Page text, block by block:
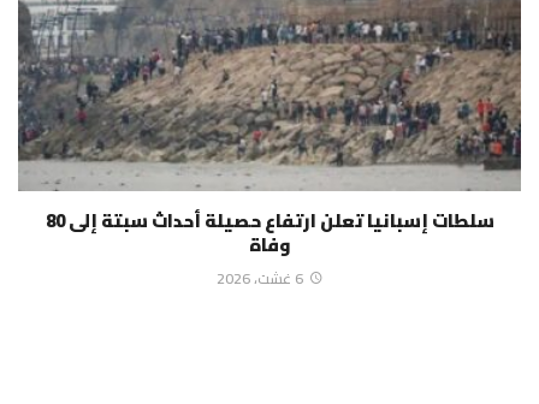
سلطات إسبانيا تعلن ارتفاع حصيلة أحداث سبتة إلى 80
وفاة
6 غشت، 2026